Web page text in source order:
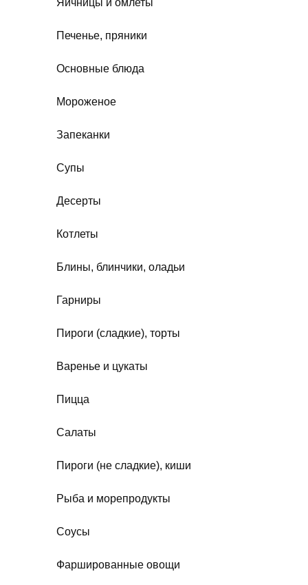
Яичницы и омлеты
Печенье, пряники
Основные блюда
Мороженое
Запеканки
Супы
Десерты
Котлеты
Блины, блинчики, оладьи
Гарниры
Пироги (сладкие), торты
Варенье и цукаты
Пицца
Салаты
Пироги (не сладкие), киши
Рыба и морепродукты
Соусы
Фаршированные овощи